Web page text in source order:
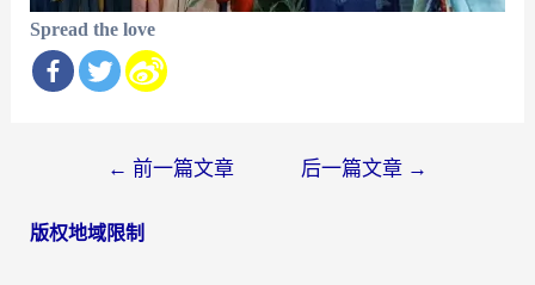
Spread the love
导
← 前一篇文章 后一篇文章 →
版权地域限制